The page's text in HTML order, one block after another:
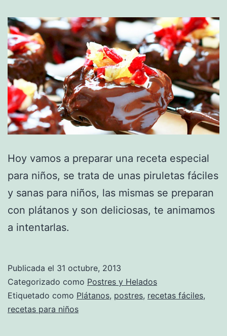
Hoy vamos a preparar una receta especial
para niños, se trata de unas piruletas fáciles
y sanas para niños, las mismas se preparan
con plátanos y son deliciosas, te animamos
a intentarlas.
Publicada el 31 octubre, 2013
Categorizado como Postres y Helados
Etiquetado como Plátanos, postres, recetas fáciles,
recetas para niños